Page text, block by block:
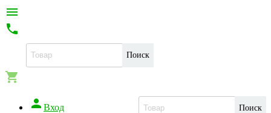


Поиск

Поиск
 Вход